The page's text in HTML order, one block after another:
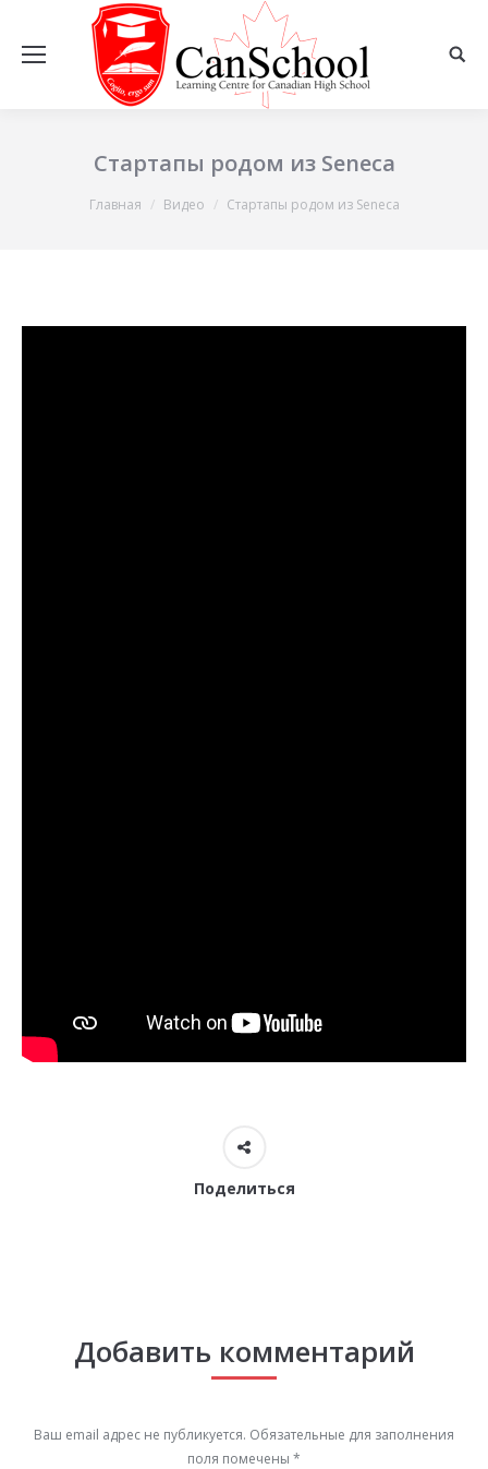
Стартапы родом из Seneca
Вы здесь:Главная Видео Стартапы родом из Seneca
Поделиться
Добавить комментарий
Ваш email адрес не публикуется. Обязательные для заполнения
поля помечены *